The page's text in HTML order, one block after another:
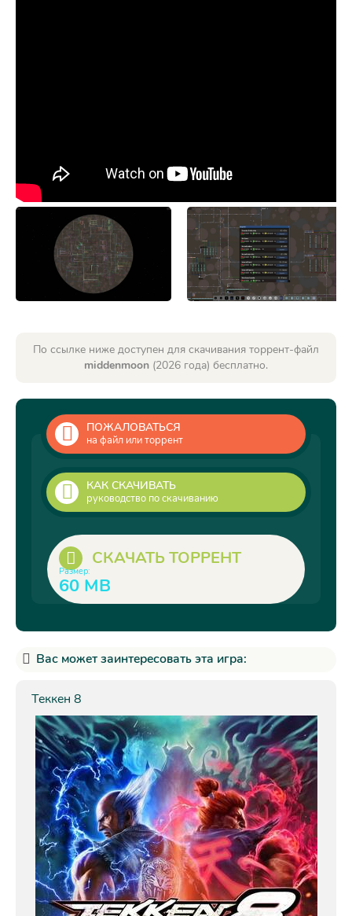
По ссылке ниже доступен для скачивания торрент-файл
middenmoon (2026 года) бесплатно.
ПОЖАЛОВАТЬСЯ
на файл или торрент
КАК СКАЧИВАТЬ
руководство по скачиванию
СКАЧАТЬ ТОРРЕНТ
Размер:
60 MB
Вас может заинтересовать эта игра:
Теккен 8